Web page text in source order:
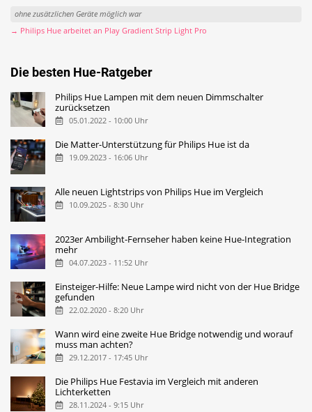
ohne zusätzlichen Geräte möglich war
→ Philips Hue arbeitet an Play Gradient Strip Light Pro
Die besten Hue-Ratgeber
Philips Hue Lampen mit dem neuen Dimmschalter
zurücksetzen
05.01.2022 - 10:00 Uhr
Die Matter-Unterstützung für Philips Hue ist da
19.09.2023 - 16:06 Uhr
Alle neuen Lightstrips von Philips Hue im Vergleich
10.09.2025 - 8:30 Uhr
2023er Ambilight-Fernseher haben keine Hue-Integration
mehr
04.07.2023 - 11:52 Uhr
Einsteiger-Hilfe: Neue Lampe wird nicht von der Hue Bridge
gefunden
22.02.2020 - 8:20 Uhr
Wann wird eine zweite Hue Bridge notwendig und worauf
muss man achten?
29.12.2017 - 17:45 Uhr
Die Philips Hue Festavia im Vergleich mit anderen
Lichterketten
28.11.2024 - 9:15 Uhr